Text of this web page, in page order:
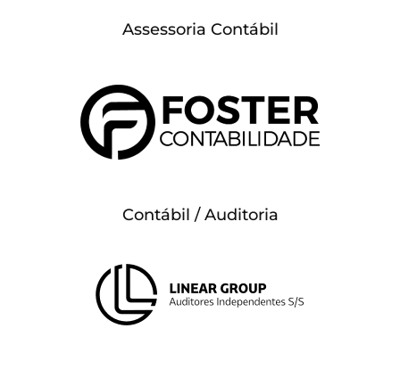
Assessoria Contábil
Contábil / Auditoria